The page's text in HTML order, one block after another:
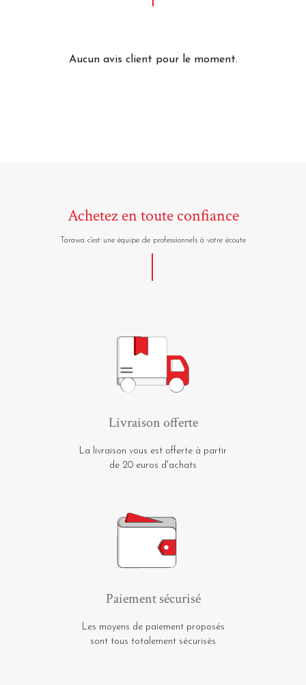
Aucun avis client pour le moment.
Achetez en toute confiance
Tarawa c'est une équipe de professionnels à votre écoute
Livraison offerte
La livraison vous est offerte à partir
de 20 euros d'achats
Paiement sécurisé
Les moyens de paiement proposés
sont tous totalement sécurisés